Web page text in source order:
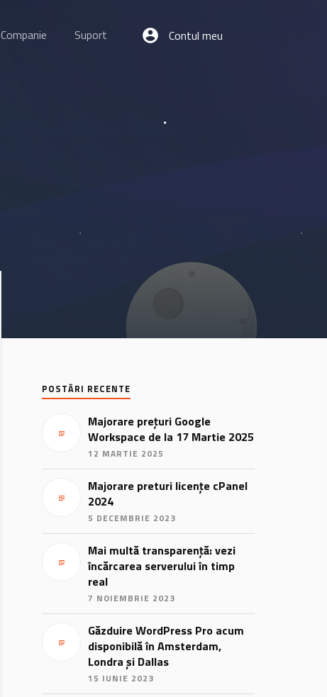
Companie Suport Contul meu
POSTĂRI RECENTE
Majorare prețuri Google
Workspace de la 17 Martie 2025
12 MARTIE 2025
Majorare preturi licențe cPanel
2024
5 DECEMBRIE 2023
Mai multă transparență: vezi
încărcarea serverului în timp
real
7 NOIEMBRIE 2023
Găzduire WordPress Pro acum
disponibilă în Amsterdam,
Londra și Dallas
15 IUNIE 2023